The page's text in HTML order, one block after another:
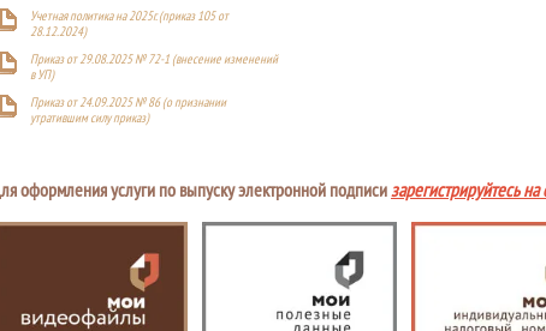
Учетная политика на 2025г. (приказ 105 от
28.12.2024)
Приказ от 29.08.2025 № 72-1 (внесение изменений
в УП)
Приказ от 24.09.2025 № 86 (о признании
утратившим силу приказ)
оформления услуги по выпуску электронной подписизарегистрируйтесь